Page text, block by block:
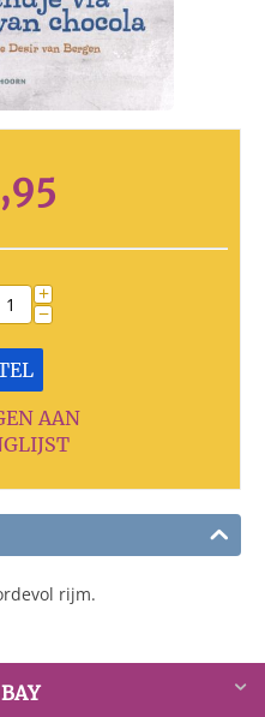
+
−
AAN
rijm.